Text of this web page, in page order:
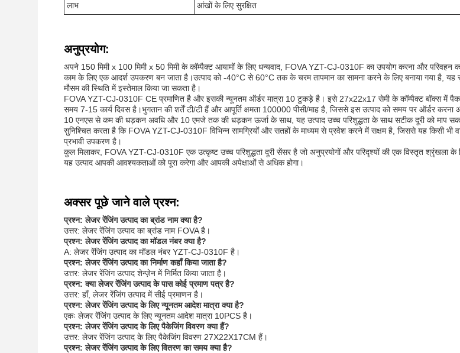
लाभ
आंखों के लिए सुरक्षित
अनुप्रयोग:
अपने 150 मिमी x 100 मिमी x 50 मिमी के कॉम्पैक्ट आयामों के लिए धन्यवाद, FOVA YZT-CJ-0310F का उपयोग करना और
काम के लिए एक आदर्श उपकरण बन जाता है।उत्पाद को -40°C से 60°C तक के चरम तापमान का सामना करने के लिए बनाया गया है, यह
मौसम की स्थिति में इस्तेमाल किया जा सकता है।
FOVA YZT-CJ-0310F CE प्रमाणित है और इसकी न्यूनतम ऑर्डर मात्रा 10 टुकड़े है। इसे 27x22x17 सेमी के कॉम्पैक्ट बॉक्स में पैक
समय 7-15 कार्य दिवस है।भुगतान की शर्तें टी/टी हैं और आपूर्ति क्षमता 100000 पीसी/माह है, जिससे इस उत्पाद को समय पर ऑर्डर करना
10 एनएस से कम की धड़कन अवधि और 10 एमजे तक की धड़कन ऊर्जा के साथ, यह उत्पाद उच्च परिशुद्धता के साथ सटीक दूरी को माप
सुनिश्चित करता है कि FOVA YZT-CJ-0310F विभिन्न सामग्रियों और सतहों के माध्यम से प्रवेश करने में सक्षम है, जिससे यह किसी भी
प्रभावी उपकरण है।
कुल मिलाकर, FOVA YZT-CJ-0310F एक उत्कृष्ट उच्च परिशुद्धता दूरी सेंसर है जो अनुप्रयोगों और परिदृश्यों की एक विस्तृत श्रृंखला के
यह उत्पाद आपकी आवश्यकताओं को पूरा करेगा और आपकी अपेक्षाओं से अधिक होगा।
अक्सर पूछे जाने वाले प्रश्न:
प्रश्न: लेजर रेंजिंग उत्पाद का ब्रांड नाम क्या है?
उत्तर: लेजर रेंजिंग उत्पाद का ब्रांड नाम FOVA है।
प्रश्न: लेजर रेंजिंग उत्पाद का मॉडल नंबर क्या है?
A: लेजर रेंजिंग उत्पाद का मॉडल नंबर YZT-CJ-0310F है।
प्रश्न: लेजर रेंजिंग उत्पाद का निर्माण कहाँ किया जाता है?
उत्तर: लेजर रेंजिंग उत्पाद शेन्ज़ेन में निर्मित किया जाता है।
प्रश्न: क्या लेजर रेंजिंग उत्पाद के पास कोई प्रमाण पत्र है?
उत्तर: हाँ, लेजर रेंजिंग उत्पाद में सीई प्रमाणन है।
प्रश्न: लेजर रेंजिंग उत्पाद के लिए न्यूनतम आदेश मात्रा क्या है?
एकः लेजर रेंजिंग उत्पाद के लिए न्यूनतम आदेश मात्रा 10PCS है।
प्रश्न: लेजर रेंजिंग उत्पाद के लिए पैकेजिंग विवरण क्या हैं?
उत्तर: लेजर रेंजिंग उत्पाद के लिए पैकेजिंग विवरण 27X22X17CM हैं।
प्रश्न: लेजर रेंजिंग उत्पाद के लिए वितरण का समय क्या है?